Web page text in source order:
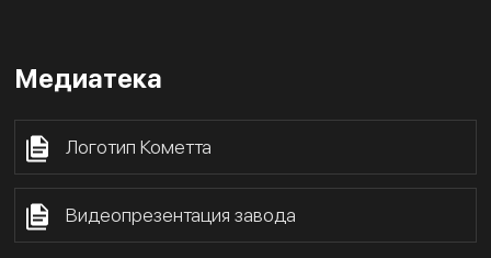
Медиатека
Логотип Кометта
Видеопрезентация завода